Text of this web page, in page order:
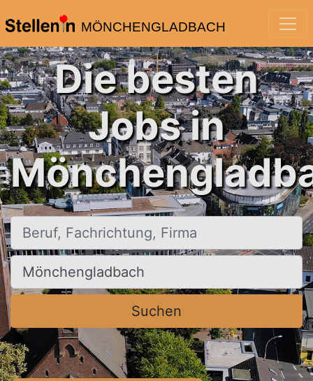
MÖNCHENGLADBACH
Die besten
Jobs in
Beruf, Fachrichtung, Firma
Ort, Stadt
Suchen